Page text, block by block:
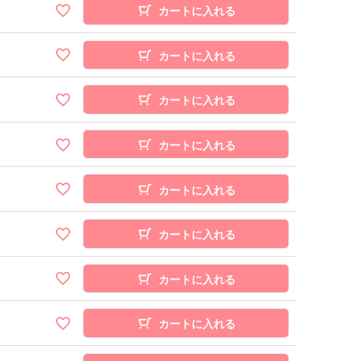
カートに入れる
カートに入れる
カートに入れる
カートに入れる
カートに入れる
カートに入れる
カートに入れる
カートに入れる